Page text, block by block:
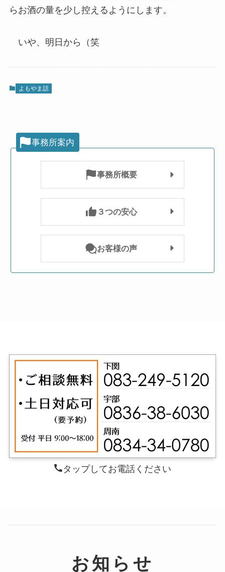
らお酒の量を少し控えるようにします。
いや、明日から（笑
よもやま話
事務所案内
事務所概要
３つの安心
お客様の声
タップしてお電話ください
お知らせ